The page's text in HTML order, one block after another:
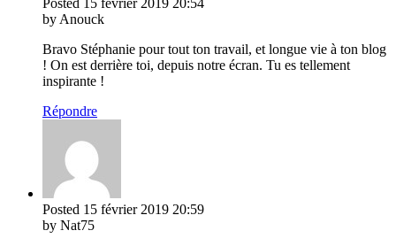
by Anouck
Bravo Stéphanie pour tout ton travail, et longue vie à ton blog
! On est derrière toi, depuis notre écran. Tu es tellement
inspirante !
Répondre
Posted 15 février 2019 20:59
by Nat75